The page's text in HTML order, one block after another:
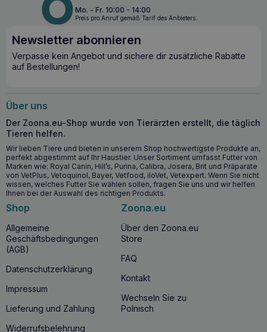
Mo. - Fr. 10:00 - 14:00
Preis pro Anruf gemäß Tarif des Anbieters.
Newsletter abonnieren
Verpasse kein Angebot und sichere dir zusätzliche Rabatte
auf Bestellungen!
Über uns
Der Zoona.eu-Shop wurde von Tierärzten erstellt, die täglich
Tieren helfen.
Wir lieben Tiere und bieten in unserem Shop hochwertigste Produkte an,
perfekt abgestimmt auf Ihr Haustier. Unser Sortiment umfasst Futter von
Marken wie: Royal Canin, Hill’s, Purina, Calibra, Josera, Brit und Präparate
von VetPlus, Vetoquinol, Bayer, Vetfood, iloVet, Vetexpert. Wenn Sie nicht
wissen, welches Futter Sie wählen sollen, fragen Sie uns und wir helfen
Ihnen bei der Auswahl des richtigen Produkts.
Shop
Allgemeine
Geschäftsbedingungen
(AGB)
Datenschutzerklärung
Impressum
Lieferung und Zahlung
Widerrufsbelehrung
Zoona.eu
Über den Zoona.eu
Store
FAQ
Kontakt
Wechseln Sie zu
Polnisch